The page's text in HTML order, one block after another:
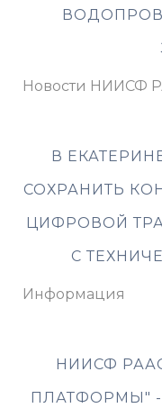
Новости НИИСФ
В
СОХРАНИТЬ
ЦИФРОВОЙ
С
Информация
НИИСФ
ПЛАТФОРМЫ"